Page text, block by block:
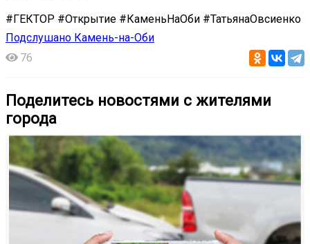
#ГЕКТОР #Открытие #КаменьНаОби #ТатьянаОвсиенко
Подслушано Камень-на-Оби
76
Поделитесь новостями с жителями
города